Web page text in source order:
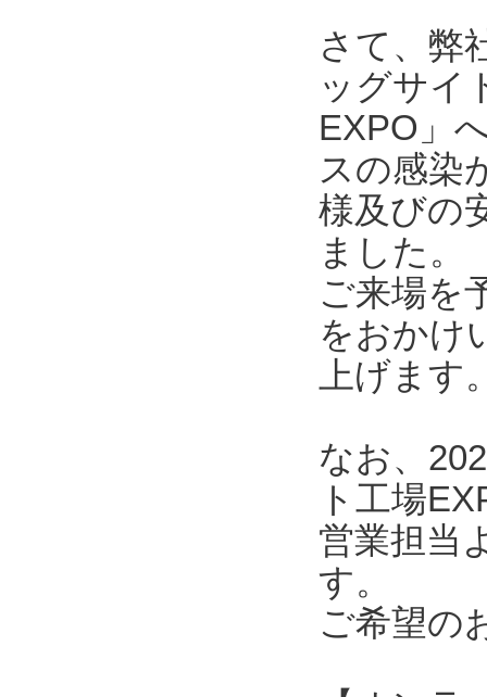
さて、弊
ッグサイ
EXPO」
スの感染
様及びの
ました。
ご来場を
をおかけ
上げます
なお、
ト工場
営業担当
す。
ご希望の